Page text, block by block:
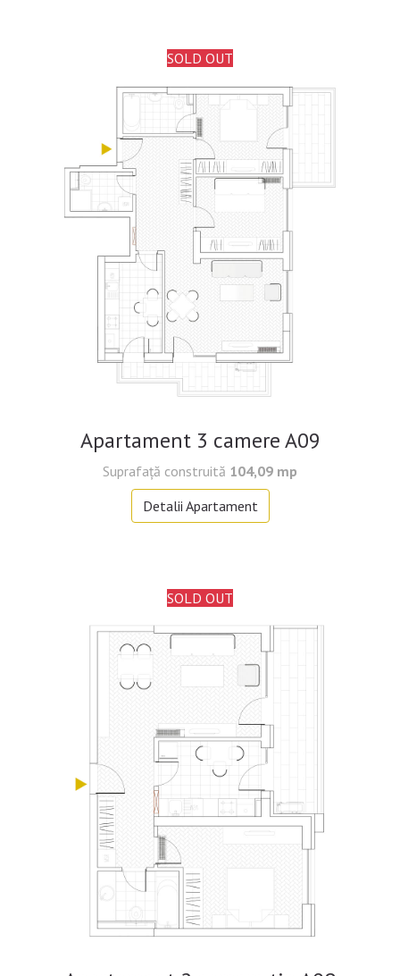
SOLD OUT
Apartament 3 camere A09
Suprafață construită 104,09 mp
Detalii Apartament
SOLD OUT